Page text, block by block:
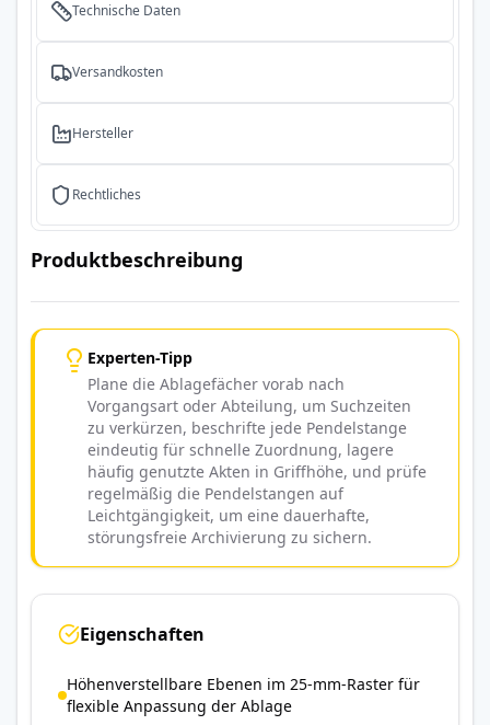
Technische Daten
Versandkosten
Hersteller
Rechtliches
Produktbeschreibung
Experten-Tipp
Plane die Ablagefächer vorab nach
Vorgangsart oder Abteilung, um Suchzeiten
zu verkürzen, beschrifte jede Pendelstange
eindeutig für schnelle Zuordnung, lagere
häufig genutzte Akten in Griffhöhe, und prüfe
regelmäßig die Pendelstangen auf
Leichtgängigkeit, um eine dauerhafte,
störungsfreie Archivierung zu sichern.
Eigenschaften
Höhenverstellbare Ebenen im 25-mm-Raster für
flexible Anpassung der Ablage